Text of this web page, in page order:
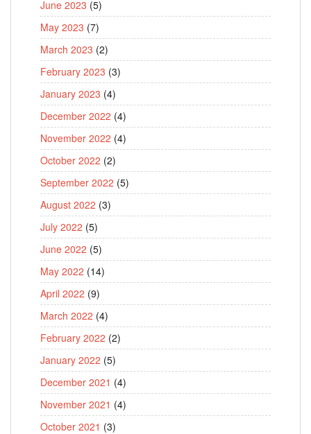
June 2023 (5)
May 2023 (7)
March 2023 (2)
February 2023 (3)
January 2023 (4)
December 2022 (4)
November 2022 (4)
October 2022 (2)
September 2022 (5)
August 2022 (3)
July 2022 (5)
June 2022 (5)
May 2022 (14)
April 2022 (9)
March 2022 (4)
February 2022 (2)
January 2022 (5)
December 2021 (4)
November 2021 (4)
October 2021 (3)